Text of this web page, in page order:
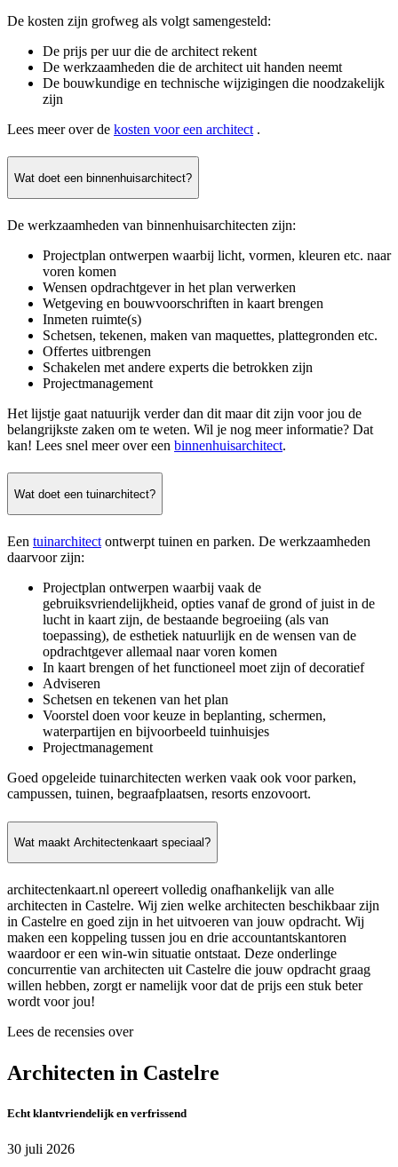
De kosten zijn grofweg als volgt samengesteld:
De prijs per uur die de architect rekent
De werkzaamheden die de architect uit handen neemt
De bouwkundige en technische wijzigingen die noodzakelijk
zijn
Lees meer over de kosten voor een architect .
Wat doet een binnenhuisarchitect?
De werkzaamheden van binnenhuisarchitecten zijn:
Projectplan ontwerpen waarbij licht, vormen, kleuren etc. naar
voren komen
Wensen opdrachtgever in het plan verwerken
Wetgeving en bouwvoorschriften in kaart brengen
Inmeten ruimte(s)
Schetsen, tekenen, maken van maquettes, plattegronden etc.
Offertes uitbrengen
Schakelen met andere experts die betrokken zijn
Projectmanagement
Het lijstje gaat natuurijk verder dan dit maar dit zijn voor jou de
belangrijkste zaken om te weten. Wil je nog meer informatie? Dat
kan! Lees snel meer over een binnenhuisarchitect.
Wat doet een tuinarchitect?
Een tuinarchitect ontwerpt tuinen en parken. De werkzaamheden
daarvoor zijn:
Projectplan ontwerpen waarbij vaak de
gebruiksvriendelijkheid, opties vanaf de grond of juist in de
lucht in kaart zijn, de bestaande begroeiing (als van
toepassing), de esthetiek natuurlijk en de wensen van de
opdrachtgever allemaal naar voren komen
In kaart brengen of het functioneel moet zijn of decoratief
Adviseren
Schetsen en tekenen van het plan
Voorstel doen voor keuze in beplanting, schermen,
waterpartijen en bijvoorbeeld tuinhuisjes
Projectmanagement
Goed opgeleide tuinarchitecten werken vaak ook voor parken,
campussen, tuinen, begraafplaatsen, resorts enzovoort.
Wat maakt Architectenkaart speciaal?
architectenkaart.nl opereert volledig onafhankelijk van alle
architecten in Castelre. Wij zien welke architecten beschikbaar zijn
in Castelre en goed zijn in het uitvoeren van jouw opdracht. Wij
maken een koppeling tussen jou en drie accountantskantoren
waardoor er een win-win situatie ontstaat. Deze onderlinge
concurrentie van architecten uit Castelre die jouw opdracht graag
willen hebben, zorgt er namelijk voor dat de prijs een stuk beter
wordt voor jou!
Lees de recensies over
Architecten in Castelre
Echt klantvriendelijk en verfrissend
30 juli 2026